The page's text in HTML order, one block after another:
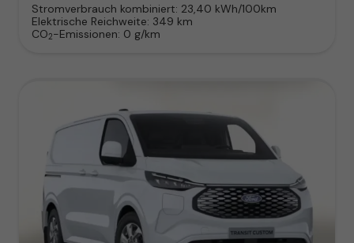
Stromverbrauch kombiniert: 23,40 kWh/100km
Elektrische Reichweite: 349 km
CO2-Emissionen: 0 g/km